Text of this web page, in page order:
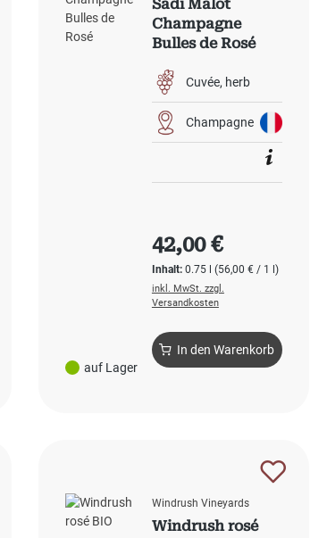
auf Lager
Sadi Malot
Champagne
Bulles de Rosé
Cuvée herb
Champagne
Inhalt: 0.75 l (56,00 € / 1 l)
Regulärer Preis:
42,00 €
inkl. MwSt. zzgl.
Versandkosten
In den Warenkorb
Windrush Vineyards
Windrush rosé